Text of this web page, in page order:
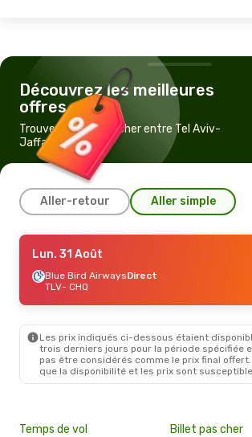
Découvrez les meilleures
offres
Trouvez un vol pas cher entre Tel Aviv-
Jaffa et La Canée
Aller-retour Aller simple
Dim. 4 Oct.- Ven. 9 Oct.
Blue Bird AirwaysDirect
TLV- CHQ
CHQ- TLV
Lun. 31 Août - Mer. 2 Sept.
Blue Bird Airways Direct
- CHQ
Lun. 31 Août
Blue Bird AirwaysDirect
TLV- CHQ
Les prix indiqués ci-dessous étaient
trois derniers jours pour la période spécifiée
pas être considérés comme le prix final
que la disponibilité et les prix sont
Temps de vol Billet pas cher